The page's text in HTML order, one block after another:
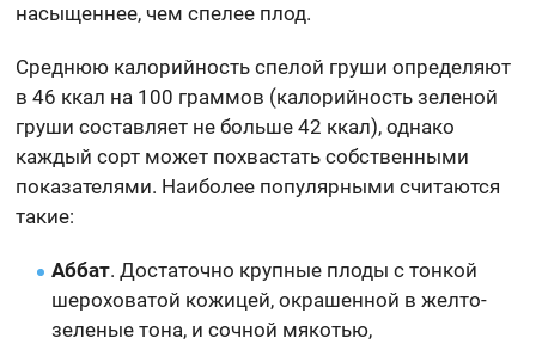
насыщеннее, чем спелее плод.
Среднюю калорийность спелой груши определяют
в 46 ккал на 100 граммов (калорийность зеленой
груши составляет не больше 42 ккал), однако
каждый сорт может похвастать собственными
показателями. Наиболее популярными считаются
такие:
Аббат. Достаточно крупные плоды с тонкой
шероховатой кожицей, окрашенной в желто-
зеленые тона, и сочной мякотью,